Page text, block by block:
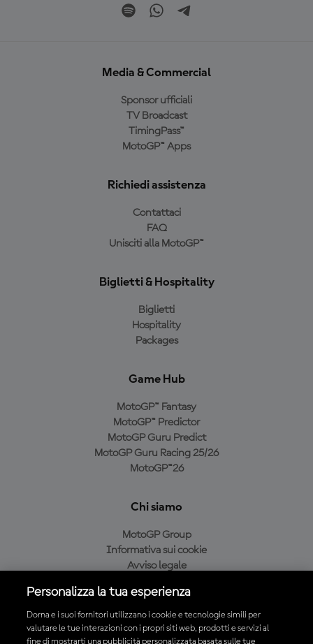
Media & Commercial
Sponsor ufficiali
TV Broadcast
TimingPass™
MotoGP™ Apps
Richiedi assistenza
Contattaci
FAQ
Unisciti alla MotoGP™
Biglietti & Hospitality
Biglietti
Hospitality
Packages
Game Hub
MotoGP™ Fantasy
MotoGP™ Predictor
MotoGP Guru Predict
MotoGP Guru Racing 25/26
MotoGP™26
Chi siamo
MotoGP Group
Informativa sui cookie
Avviso legale
Condizioni di acquisto
Personalizza la tua esperienza
Dorna e i suoi fornitori utilizzano i cookie e tecnologie simili per
valutare le tue interazioni con i propri siti web, prodotti e servizi al
fine di mostrarti una pubblicità personalizzata basata sulle tue